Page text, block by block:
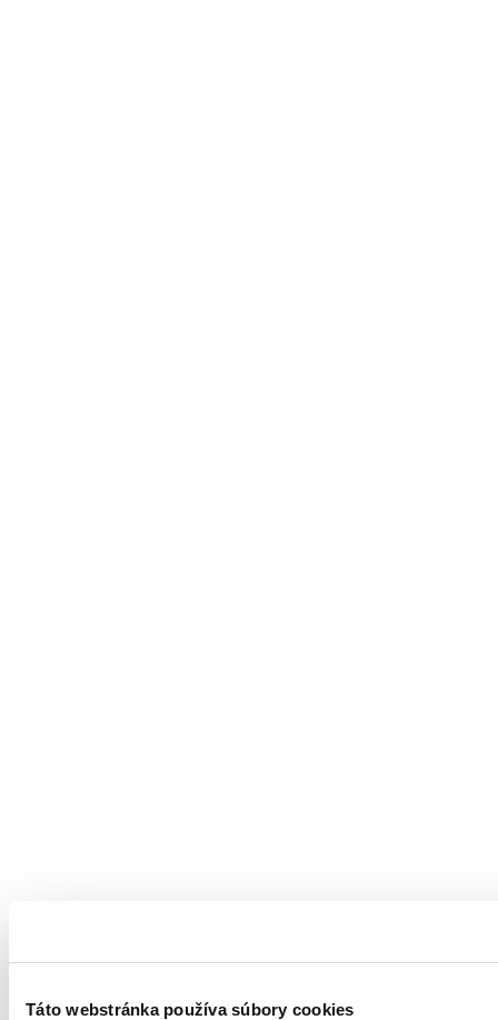
Táto webstránka používa súbory cookies